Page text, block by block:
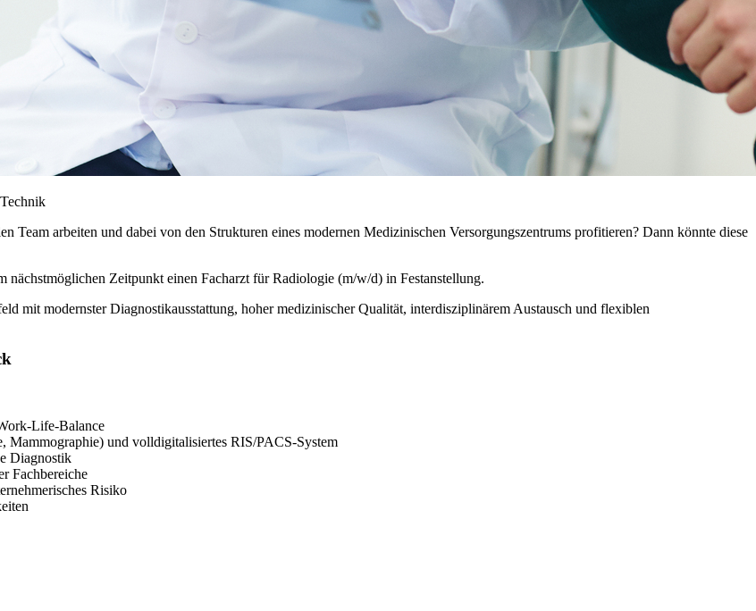
Team arbeiten und dabei von den Strukturen eines modernen Medizinischen Versorgungszentrums profitieren? Dann könnte diese
Zeitpunkt einen Facharzt für Radiologie (m/w/d) in Festanstellung.
mit modernster Diagnostikausstattung, hoher medizinischer Qualität, interdisziplinärem Austausch und flexiblen
Life-Balance
Mammographie) und volldigitalisiertes RIS/PACS-System
Diagnostik
Fachbereiche
Risiko